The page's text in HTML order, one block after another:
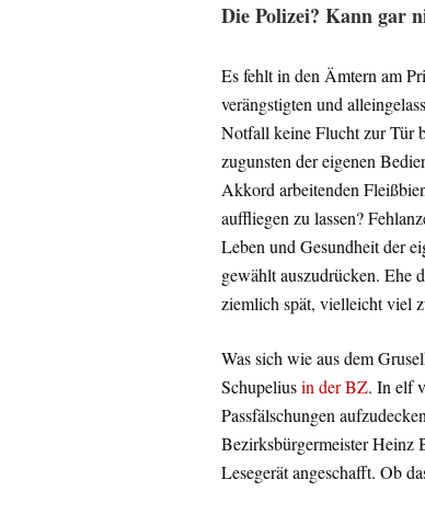
Die Polizei? Kann gar
Es fehlt in den Ämtern am
verängstigten und
Notfall keine Flucht zur Tür
zugunsten der eigenen
Akkord arbeitenden
auffliegen zu lassen?
Leben und Gesundheit der
gewählt auszudrücken. Ehe
ziemlich spät, vielleicht viel
Was sich wie aus dem
Schupeliusin der BZ. In elf
Passfälschungen
Bezirksbürgermeister Heinz
Lesegerät angeschafft. Ob